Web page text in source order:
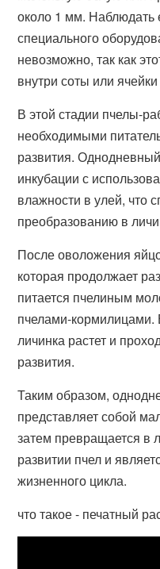
около 1 мм. Наблюдать
специального
невозможно, так как
внутри соты или
В этой стадии пчелы-
необходимыми
развития.
инкубации с
влажности в улей, что
преобразованию в
После оволожения
которая продолжает
питается пчелиным
пчелами-кормилицами.
личинка растет и
развития.
Таким образом,
представляет собой
затем превращается в
развитии пчел и
жизненного цикла.
что такое - печатный